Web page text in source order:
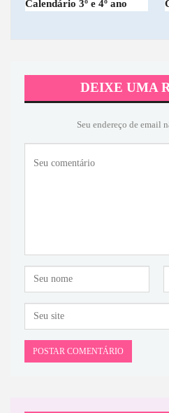
Calendário 3º e 4º ano
DEIXE UMA
Seu endereço de email